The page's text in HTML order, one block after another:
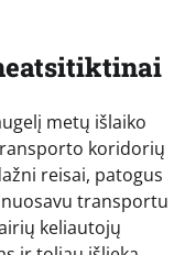
metų išlaiko
koridorių
reisai, patogus
transportu
keliautojų